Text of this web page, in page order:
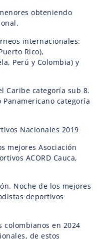
obteniendo
internacionales:
Rico),
Perú y Colombia) y
Caribe categoría sub 8.
Panamericano categoría
Nacionales 2019
mejores Asociación
ACORD Cauca,
Noche de los mejores
deportivos
colombianos en 2024
de estos